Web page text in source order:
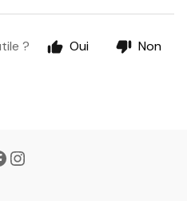
? Oui Non